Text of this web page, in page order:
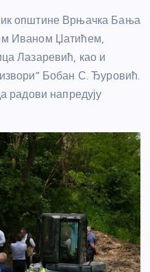
општине Врњачка Бања
Иваном Џатићем,
Лазаревић, као и
Бобан С. Ђуровић.
радови напредују